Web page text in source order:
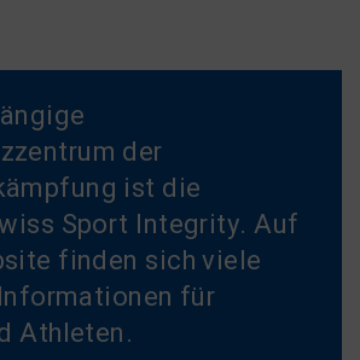
der
ist die
Sport Integrity. Auf
finden sich viele
für
Athleten.